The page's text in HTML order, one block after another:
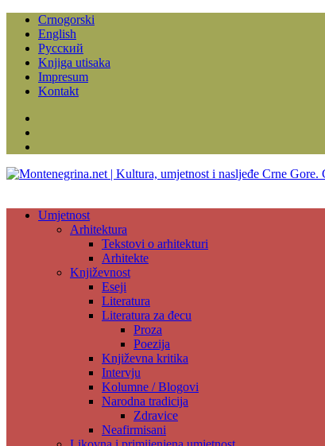
Crnogorski
English
Русский
Knjiga utisaka
Impresum
Kontakt
Umjetnost
Arhitektura
Tekstovi o arhitekturi
Arhitekte
Književnost
Eseji
Literatura
Literatura za đecu
Proza
Poezija
Književna kritika
Intervju
Kolumne / Blogovi
Narodna tradicija
Zdravice
Neafirmisani